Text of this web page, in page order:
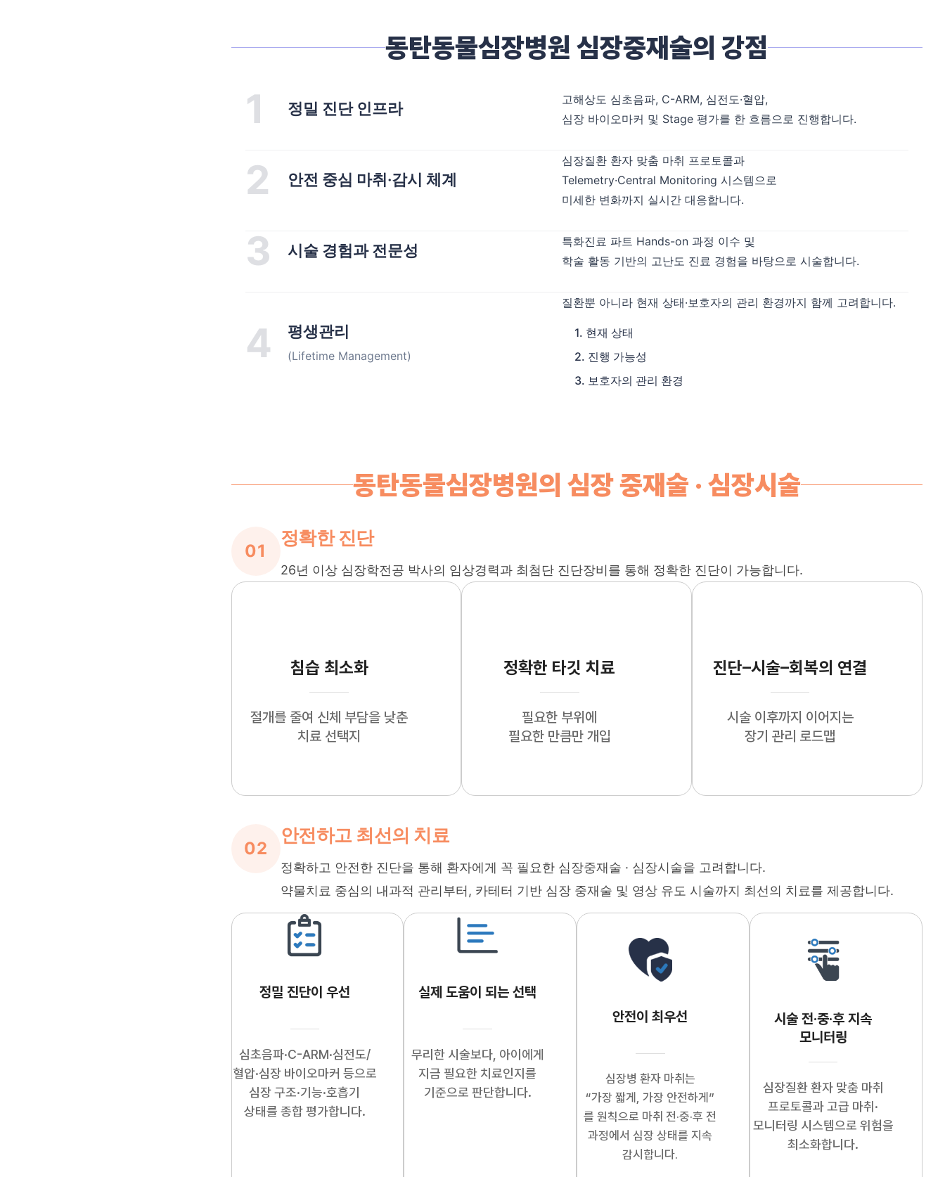
동탄동물심장병원 심장중재술의 강점
1 정밀 진단 인프라
고해상도 심초음파, C-ARM, 심전도·혈압,
심장 바이오마커 및 Stage 평가를 한 흐름으로 진행합니다.
2 안전 중심 마취·감시 체계
심장질환 환자 맞춤 마취 프로토콜과
Telemetry·Central Monitoring 시스템으로
미세한 변화까지 실시간 대응합니다.
3 시술 경험과 전문성
특화진료 파트 Hands-on 과정 이수 및
학술 활동 기반의 고난도 진료 경험을 바탕으로 시술합니다.
4 평생관리
(Lifetime Management)
질환뿐 아니라 현재 상태·보호자의 관리 환경까지 함께 고려합니다.
1. 현재 상태
2. 진행 가능성
3. 보호자의 관리 환경
동탄동물심장병원의 심장 중재술 · 심장시술
01
정확한 진단
26년 이상 심장학전공 박사의 임상경력과 최첨단 진단장비를 통해 정확한 진단이 가능합니다.
침습 최소화
절개를 줄여 신체 부담을 낮춘
치료 선택지
정확한 타깃 치료
필요한 부위에
필요한 만큼만 개입
진단–시술–회복의 연결
시술 이후까지 이어지는
장기 관리 로드맵
02
안전하고 최선의 치료
정확하고 안전한 진단을 통해 환자에게 꼭 필요한 심장중재술 · 심장시술을 고려합니다.
약물치료 중심의 내과적 관리부터, 카테터 기반 심장 중재술 및 영상 유도 시술까지 최선의 치료를 제공합니다.
정밀 진단이 우선
심초음파·C-ARM·심전도/
혈압·심장 바이오마커 등으로
심장 구조·기능·호흡기
상태를 종합 평가합니다.
실제 도움이 되는 선택
무리한 시술보다, 아이에게
지금 필요한 치료인지를
기준으로 판단합니다.
안전이 최우선
심장병 환자 마취는
“가장 짧게, 가장 안전하게”
를 원칙으로 마취 전·중·후 전
과정에서 심장 상태를 지속
감시합니다.
시술 전·중·후 지속
모니터링
심장질환 환자 맞춤 마취
프로토콜과 고급 마취·
모니터링 시스템으로 위험을
최소화합니다.